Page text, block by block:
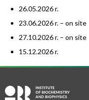
26.05.2026 r.
23.06.2026 r. – on site
27.10.2026 r. – on site
15.12.2026 r.